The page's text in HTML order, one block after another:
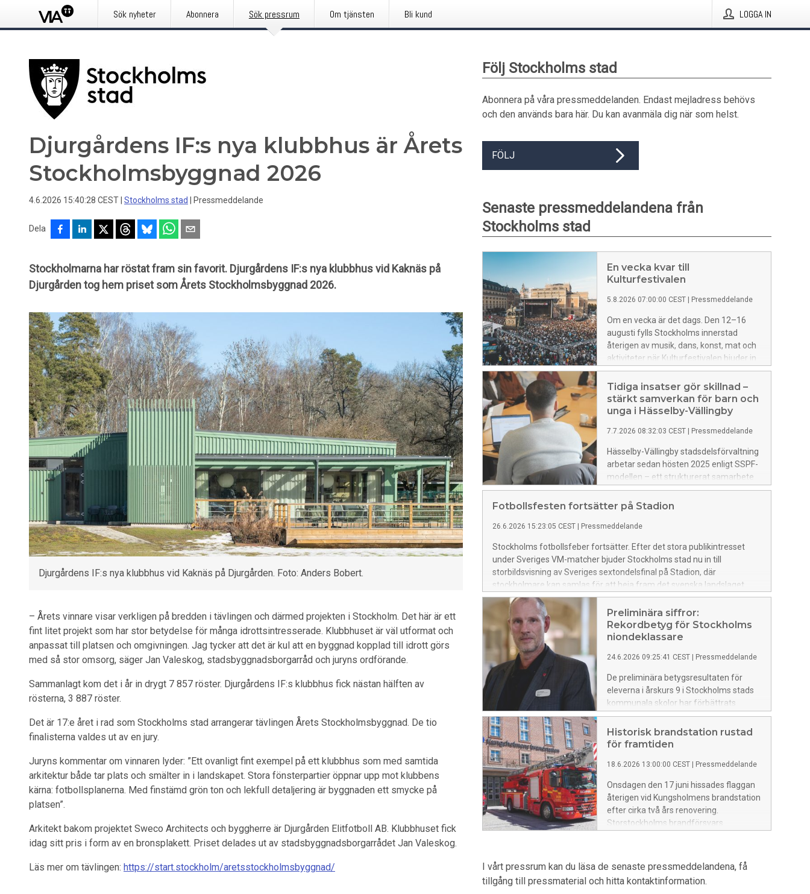
Sök nyheter Abonnera Sök pressrum Om tjänsten Bli kund LOGGA IN
Djurgårdens IF:s nya klubbhus är Årets
Stockholmsbyggnad 2026
4.6.2026 15:40:28 CEST Stockholms stad Pressmeddelande
Dela
Stockholmarna har röstat fram sin favorit. Djurgårdens IF:s nya klubbhus vid Kaknäs på
Djurgården tog hem priset som Årets Stockholmsbyggnad 2026.
Djurgårdens IF:s nya klubbhus vid Kaknäs på Djurgården. Foto: Anders Bobert.
– Årets vinnare visar verkligen på bredden i tävlingen och därmed projekten i Stockholm. Det här är ett
fint litet projekt som har stor betydelse för många idrottsintresserade. Klubbhuset är väl utformat och
anpassat till platsen och omgivningen. Jag tycker att det är kul att en byggnad kopplad till idrott görs
med så stor omsorg, säger Jan Valeskog, stadsbyggnadsborgarråd och juryns ordförande.
Sammanlagt kom det i år in drygt 7 857 röster. Djurgårdens IF:s klubbhus fick nästan hälften av
rösterna, 3 887 röster.
Det är 17:e året i rad som Stockholms stad arrangerar tävlingen Årets Stockholmsbyggnad. De tio
finalisterna valdes ut av en jury.
Juryns kommentar om vinnaren lyder: ”Ett ovanligt fint exempel på ett klubbhus som med samtida
arkitektur både tar plats och smälter in i landskapet. Stora fönsterpartier öppnar upp mot klubbens
kärna: fotbollsplanerna. Med finstämd grön ton och lekfull detaljering är byggnaden ett smycke på
platsen”.
Arkitekt bakom projektet Sweco Architects och byggherre är Djurgården Elitfotboll AB. Klubbhuset fick
idag sitt pris i form av en bronsplakett. Priset delades ut av stadsbyggnadsborgarrådet Jan Valeskog.
Läs mer om tävlingen: https://start.stockholm/aretsstockholmsbyggnad/
Följ Stockholms stad
Abonnera på våra pressmeddelanden. Endast mejladress behövs
och den används bara här. Du kan avanmäla dig när som helst.
FÖLJ
Senaste pressmeddelandena från
Stockholms stad
En vecka kvar till
Kulturfestivalen
5.8.2026 07:00:00 CEST Pressmeddelande
Om en vecka är det dags. Den 12–16
augusti fylls Stockholms innerstad
återigen av musik, dans, konst, mat och
aktiviteter när Kulturfestivalen bjuder in
till fem dagar med fri entré.
Tidiga insatser gör skillnad –
stärkt samverkan för barn och
unga i Hässelby-Vällingby
7.7.2026 08:32:03 CEST Pressmeddelande
Hässelby-Vällingby stadsdelsförvaltning
arbetar sedan hösten 2025 enligt SSPF-
modellen – ett strukturerat samarbete
mellan skola, socialtjänst, polis och fritid.
Syftet är att förebygga brott och ge
att hamna i kriminalitet.
Fotbollsfesten fortsätter på Stadion
26.6.2026 15:23:05 CEST Pressmeddelande
Stockholms fotbollsfeber fortsätter. Efter det stora publikintresset
under Sveriges VM-matcher bjuder Stockholms stad nu in till
storbildsvisning av Sveriges sextondelsfinal på Stadion, där
stockholmare kan samlas för att heja fram det svenska landslaget.
Preliminära siffror:
Rekordbetyg för Stockholms
niondeklassare
24.6.2026 09:25:41 CEST Pressmeddelande
De preliminära betygsresultaten för
eleverna i årskurs 9 i Stockholms stads
kommunala skolor har förbättrats
jämfört med tidigare år. 88,6 procent av
eleverna som nyligen gick ut årskurs 9
har behörighet till gymnasiet.
året var 87,3 procent. Behörigheten har
betygssystem infördes.
Historisk brandstation rustad
för framtiden
18.6.2026 13:00:00 CEST Pressmeddelande
Onsdagen den 17 juni hissades flaggan
återigen vid Kungsholmens brandstation
efter cirka två års renovering.
Storstockholms brandförsvars
en mer effektiv räddningstjänst.
I vårt pressrum kan du läsa de senaste pressmeddelandena, få
tillgång till pressmaterial och hitta kontaktinformation.